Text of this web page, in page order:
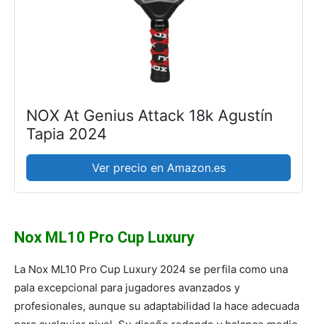
NOX At Genius Attack 18k Agustín
Tapia 2024
Ver precio en Amazon.es
Nox ML10 Pro Cup Luxury
La Nox ML10 Pro Cup Luxury 2024 se perfila como una
pala excepcional para jugadores avanzados y
profesionales, aunque su adaptabilidad la hace adecuada